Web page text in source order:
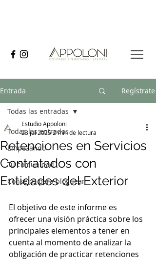
Entrada Regístrate
Todas las entradas
Empezando
Tu comunidad
Consejos para bloguear
Todas las entradas
Retenciones en Servicios
Contratados con
Entidades del Exterior
Estudio Appoloni
23 jul 20252 min de lectura
El objetivo de este informe es
ofrecer una visión práctica sobre los
principales elementos a tener en
cuenta al momento de analizar la
obligación de practicar retenciones